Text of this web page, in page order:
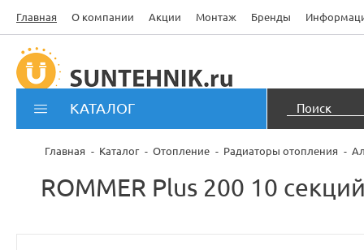
Главная О компании Акции Монтаж Бренды
КАТАЛОГ
Главная Каталог Отопление Радиаторы отопления
ROMMER Plus 200 10